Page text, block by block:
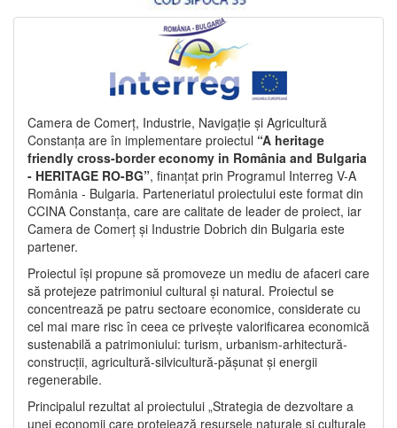
Camera de Comerț, Industrie, Navigație și Agricultură
Constanța are în implementare proiectul “A heritage
friendly cross-border economy in România and Bulgaria
- HERITAGE RO-BG”, finanțat prin Programul Interreg V-A
România - Bulgaria. Parteneriatul proiectului este format din
CCINA Constanța, care are calitate de leader de proiect, iar
Camera de Comerț și Industrie Dobrich din Bulgaria este
partener.
Proiectul își propune să promoveze un mediu de afaceri care
să protejeze patrimoniul cultural și natural. Proiectul se
concentrează pe patru sectoare economice, considerate cu
cel mai mare risc în ceea ce privește valorificarea economică
sustenabilă a patrimoniului: turism, urbanism-arhitectură-
construcții, agricultură-silvicultură-pășunat și energii
regenerabile.
Principalul rezultat al proiectului „Strategia de dezvoltare a
unei economii care protejează resursele naturale și culturale